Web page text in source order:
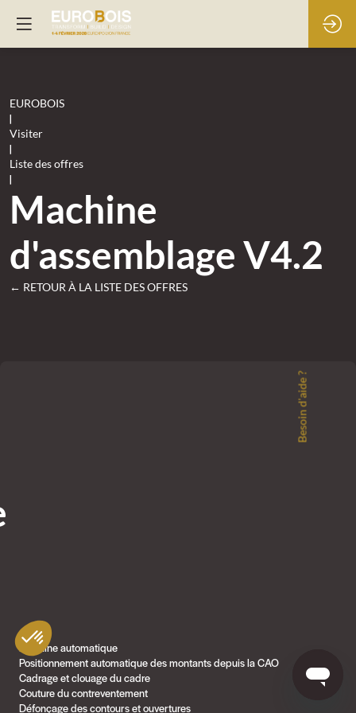
EUROBOIS
|
Visiter
|
Liste des offres
|
Machine
d'assemblage V4.2
← RETOUR À LA LISTE DES OFFRES
Machine automatique
Positionnement automatique des montants depuis la CAO
Cadrage et clouage du cadre
Couture du contreventement
Défonçage des contours et ouvertures
Besoin d'aide ?